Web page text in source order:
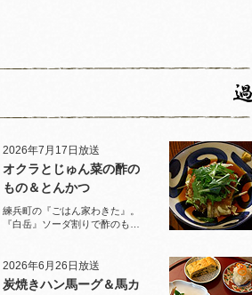
2026年7月17日放送
オクラとじゅん菜の酢の
もの＆とんかつ
練兵町の『ごはん家わきた』。
『白岳』ソーダ割りで酢のもの
2026年6月26日放送
炭焼きハン馬ーグ＆馬カ